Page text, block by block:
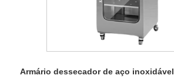
Armário dessecador de aço inoxidável